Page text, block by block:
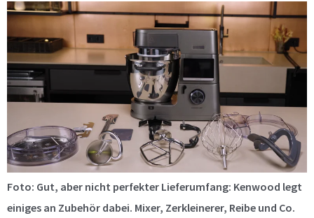
Foto: Gut, aber nicht perfekter Lieferumfang: Kenwood legt
einiges an Zubehör dabei. Mixer, Zerkleinerer, Reibe und Co.